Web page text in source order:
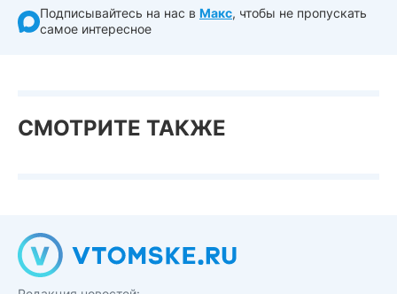
Подписывайтесь на нас в Макс, чтобы не пропускать
самое интересное
СМОТРИТЕ ТАКЖЕ